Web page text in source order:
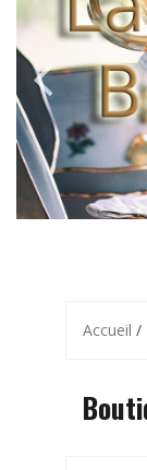
Accueil /